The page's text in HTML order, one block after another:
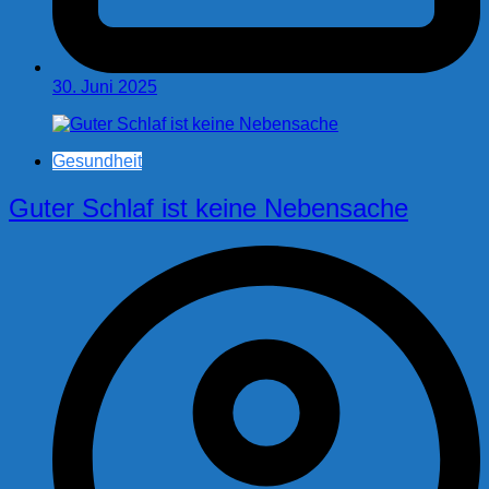
30. Juni 2025
Gesundheit
Guter Schlaf ist keine Nebensache